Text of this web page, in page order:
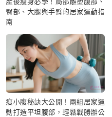
臀部、大腿與手臂的居家運動指
南
瘦小腹秘訣大公開！兩組居家運
動打造平坦腹部，輕鬆戰勝辦公